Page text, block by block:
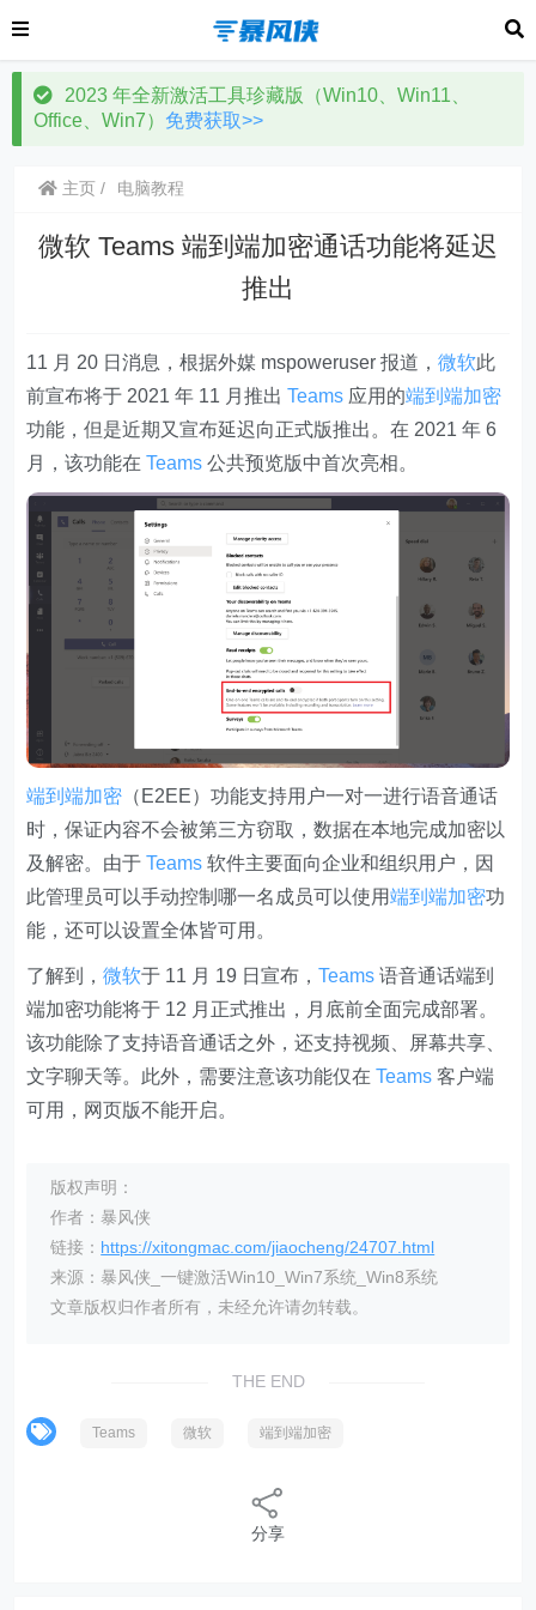
2023 年全新激活工具珍藏版（Win10、Win11、
Office、Win7） 免费获取>>
主页 电脑教程
微软 Teams 端到端加密通话功能将延迟
推出
11 月 20 日消息，根据外媒 mspoweruser 报道，微软此
前宣布将于 2021 年 11 月推出Teams 应用的端到端加密
功能，但是近期又宣布延迟向正式版推出。在 2021 年 6
月，该功能在Teams 公共预览版中首次亮相。
端到端加密 （E2EE）功能支持用户一对一进行语音通话
时，保证内容不会被第三方窃取，数据在本地完成加密以
及解密。由于Teams 软件主要面向企业和组织用户， 因
此管理员可以手动控制哪一名成员可以使用端到端加密功
能 ，还可以设置全体皆可用。
了解到，微软于 11 月 19 日宣布，Teams 语音通话端到
端加密功能将于 12 月正式推出，月底前全面完成部署。
该功能除了支持语音通话之外，还支持视频、屏幕共享、
文字聊天等。此外，需要注意该功能仅在Teams 客户端
可用，网页版不能开启。
版权声明：
作者：暴风侠
链接： https://xitongmac.com/jiaocheng/24707.html
来源：暴风侠_一键激活Win10_Win7系统_Win8系统
文章版权归作者所有，未经允许请勿转载。
THE END
Teams 微软 端到端加密
分享